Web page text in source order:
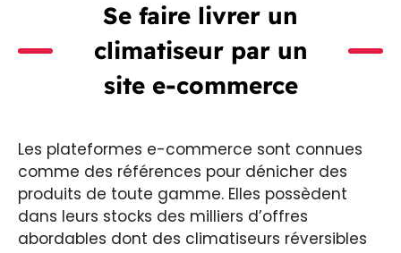
Se faire livrer un
climatiseur par un
site e-commerce
Les plateformes e-commerce sont connues
comme des références pour dénicher des
produits de toute gamme. Elles possèdent
dans leurs stocks des milliers d’offres
abordables dont des climatiseurs réversibles